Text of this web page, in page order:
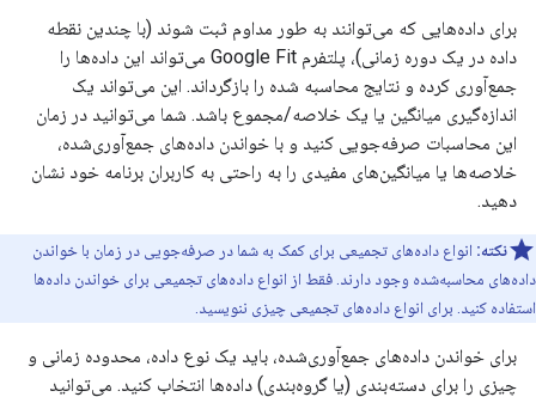
برای داده‌هایی که می‌توانند به طور مداوم ثبت شوند (با چندین نقطه
داده در یک دوره زمانی)، پلتفرم Google Fit می‌تواند این داده‌ها را
جمع‌آوری کرده و نتایج محاسبه شده را بازگرداند. این می‌تواند یک
اندازه‌گیری میانگین یا یک خلاصه/مجموع باشد. شما می‌توانید در زمان
این محاسبات صرفه‌جویی کنید و با خواندن داده‌های جمع‌آوری‌شده،
خلاصه‌ها یا میانگین‌های مفیدی را به راحتی به کاربران برنامه خود نشان
دهید.
نکته: انواع داده‌های تجمیعی برای کمک به شما در صرفه‌جویی در زمان با خواندن
داده‌های محاسبه‌شده وجود دارند. فقط از انواع داده‌های تجمیعی برای خواندن داده‌ها
استفاده کنید. برای انواع داده‌های تجمیعی چیزی ننویسید.
برای خواندن داده‌های جمع‌آوری‌شده، باید یک نوع داده، محدوده زمانی و
چیزی را برای دسته‌بندی (یا گروه‌بندی) داده‌ها انتخاب کنید. می‌توانید